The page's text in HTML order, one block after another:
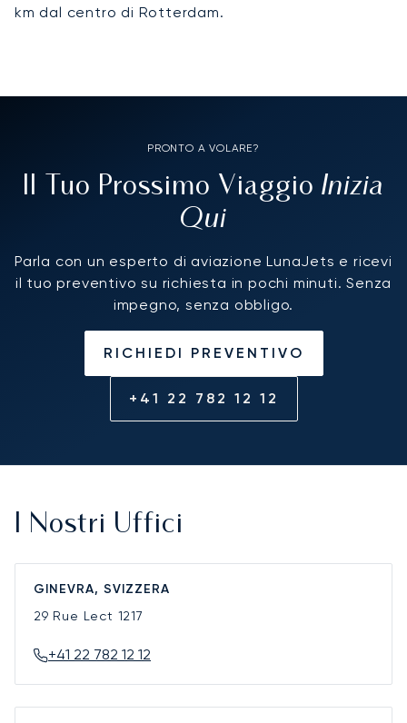
km dal centro di Rotterdam.
PRONTO A VOLARE?
Il Tuo Prossimo Viaggio Inizia
Qui
Parla con un esperto di aviazione LunaJets e ricevi
il tuo preventivo su richiesta in pochi minuti. Senza
impegno, senza obbligo.
RICHIEDI PREVENTIVO
+41 22 782 12 12
I Nostri Uffici
GINEVRA, SVIZZERA
29 Rue Lect 1217
+41 22 782 12 12